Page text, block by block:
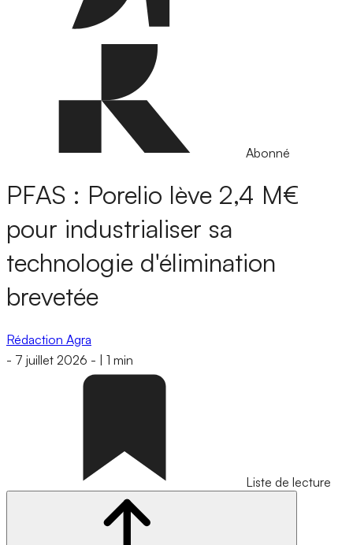
Abonné
PFAS : Porelio lève 2,4 M€
pour industrialiser sa
technologie d'élimination
brevetée
Rédaction Agra
- 7 juillet 2026 - 1 min
Liste de lecture